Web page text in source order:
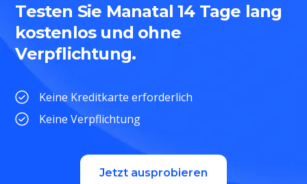
Testen Sie Manatal 14 Tage lang
kostenlos und ohne
Verpflichtung.
Keine Kreditkarte erforderlich
Keine Verpflichtung
Jetzt ausprobieren